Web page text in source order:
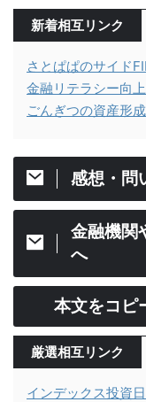
新着相互リンク
さとぱぱのサイド
金融リテラシー向
ごんぎつの資産形
感想・問
金融機関
へ
本文をコピ
厳選相互リンク
インデックス投資